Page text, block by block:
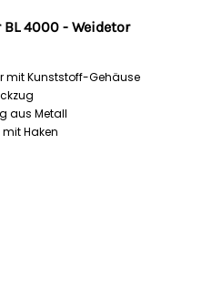
4000 - Weidetor
mit Kunststoff-Gehäuse
aus Metall
Haken